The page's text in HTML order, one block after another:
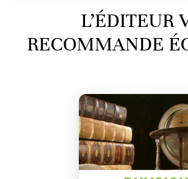
L’ÉDITEUR
RECOMMANDE